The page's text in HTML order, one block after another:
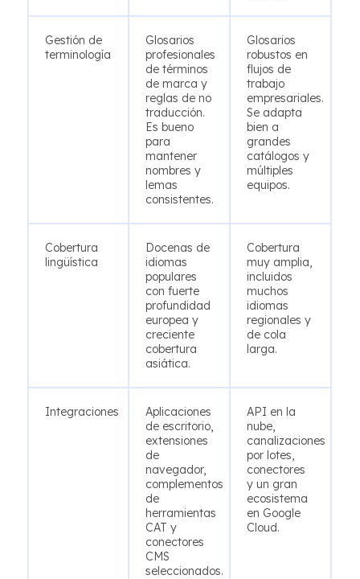
Gestión de
terminología
Glosarios
profesionales
de términos
de marca y
reglas de no
traducción.
Es bueno
para
mantener
nombres y
lemas
consistentes.
Glosarios
robustos en
flujos de
trabajo
empresariales.
Se adapta
bien a
grandes
catálogos y
múltiples
equipos.
Cobertura
lingüística
Docenas de
idiomas
populares
con fuerte
profundidad
europea y
creciente
cobertura
asiática.
Cobertura
muy amplia,
incluidos
muchos
idiomas
regionales y
de cola
larga.
Integraciones
Aplicaciones
de escritorio,
extensiones
de
navegador,
complementos
de
herramientas
CAT y
conectores
CMS
seleccionados.
API en la
nube,
canalizaciones
por lotes,
conectores
y un gran
ecosistema
en Google
Cloud.